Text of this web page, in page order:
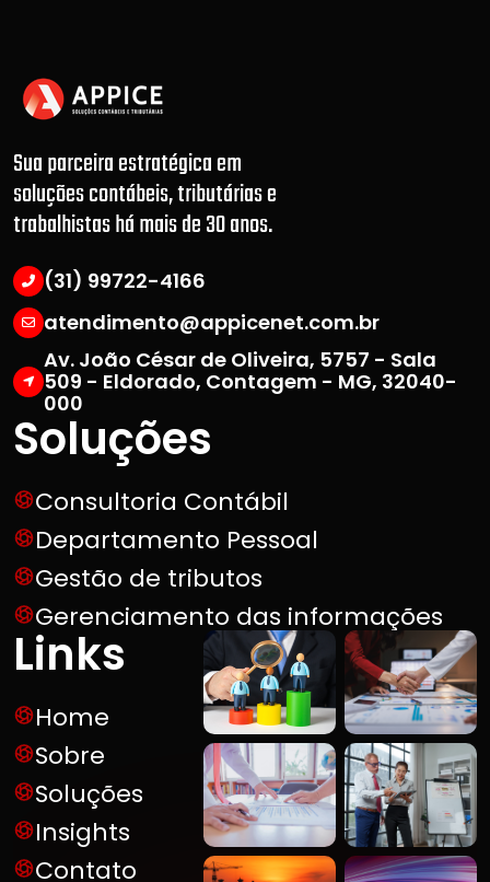
Sua parceira estratégica em
soluções contábeis, tributárias e
trabalhistas há mais de 30 anos.
(31) 99722-4166
atendimento@appicenet.com.br
Av. João César de Oliveira, 5757 - Sala
509 - Eldorado, Contagem - MG, 32040-
000
Soluções
Consultoria Contábil
Departamento Pessoal
Gestão de tributos
Gerenciamento das informações
Links
Home
Sobre
Soluções
Insights
Contato